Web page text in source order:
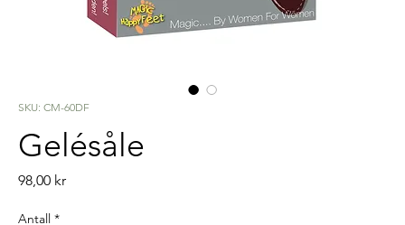
SKU: CM-60DF
Gelésåle
98,00 krPris
Antall *